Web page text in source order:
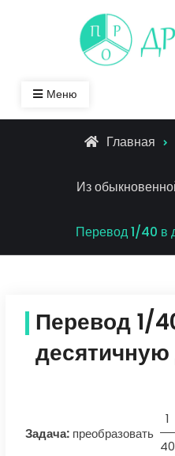
Меню
Главная
Из
Перевод 1/40 в
Перевод 1/
Задача:преобразовать
1
40